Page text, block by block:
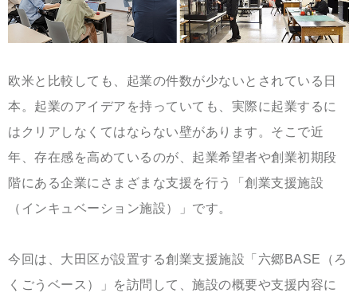
欧米と比較しても、起業の件数が少ないとされている日
本。起業のアイデアを持っていても、実際に起業するに
はクリアしなくてはならない壁があります。そこで近
年、存在感を高めているのが、起業希望者や創業初期段
階にある企業にさまざまな支援を行う「創業支援施設
（インキュベーション施設）」です。
今回は、大田区が設置する創業支援施設「六郷BASE（ろ
くごうベース）」を訪問して、施設の概要や支援内容に